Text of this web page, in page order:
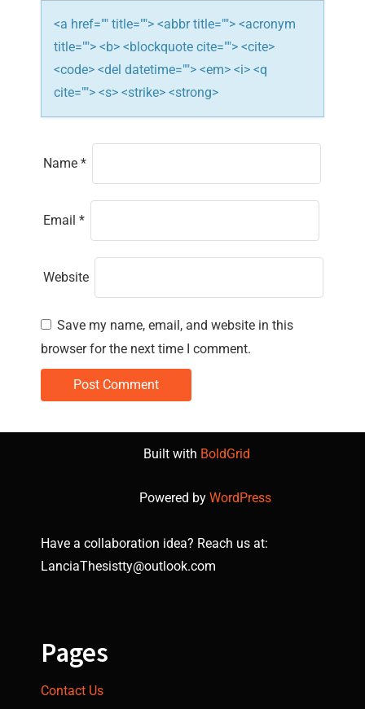
o
n
<a href="" title=""> <abbr title=""> <acronym
title=""> <b> <blockquote cite=""> <cite>
<code> <del datetime=""> <em> <i> <q
cite=""> <s> <strike> <strong>
Name *
Email *
Website
Save my name, email, and website in this
browser for the next time I comment.
Built with BoldGrid
Powered by WordPress
Have a collaboration idea? Reach us at:
LanciaThesistty@outlook.com
Pages
Contact Us